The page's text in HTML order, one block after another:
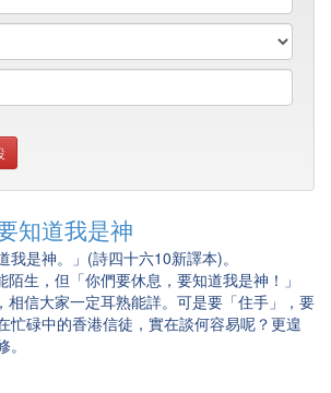
知道我是神
我是神。」(詩四十六10新譯本)。
生，但「你們要休息，要知道我是神！」
相信大家一定耳熟能詳。可是要「住手」，要
忙碌中的香港信徒，實在談何容易呢？更遑